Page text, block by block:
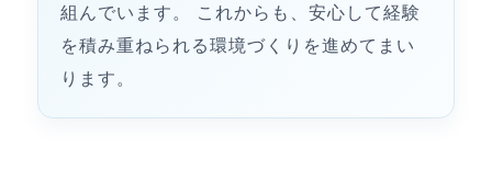
組んでいます。 これからも、安心して経験
を積み重ねられる環境づくりを進めてまい
ります。